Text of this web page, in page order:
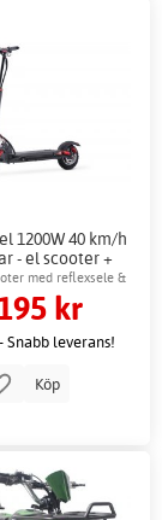
1200W 40 km/h
- el scooter +
med reflexsele &
kr
Snabb leverans!
Köp